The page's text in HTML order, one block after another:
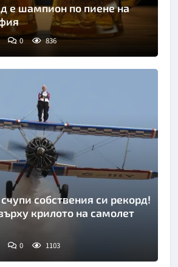
е шампион по пиене на
0 836
собствения си рекорд!
крилото на самолет
0 1103